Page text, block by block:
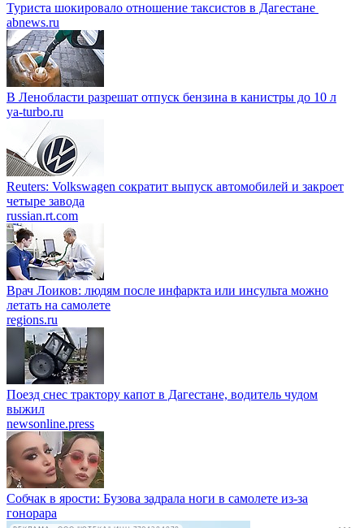
Туриста шокировало отношение таксистов в Дагестане
abnews.ru
В Ленобласти разрешат отпуск бензина в канистры до 10 л
ya-turbo.ru
Reuters: Volkswagen сократит выпуск автомобилей и закроет
четыре завода
russian.rt.com
Врач Лоиков: людям после инфаркта или инсульта можно
летать на самолете
regions.ru
Поезд снес трактору капот в Дагестане, водитель чудом
выжил
newsonline.press
Собчак в ярости: Бузова задрала ноги в самолете из-за
гонорара